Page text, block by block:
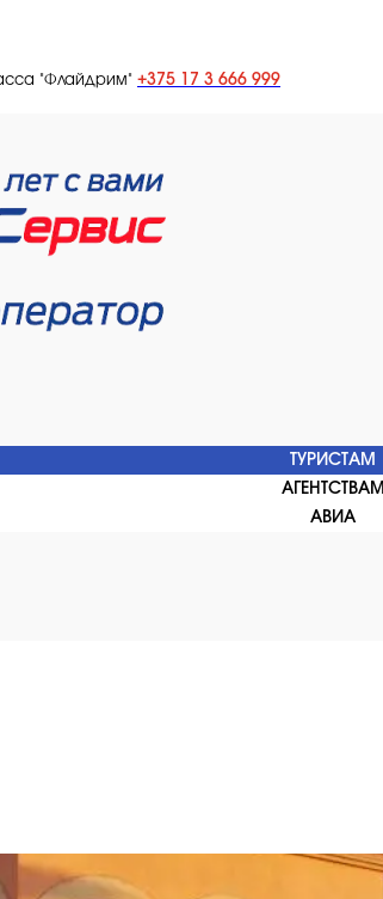
"Флайдрим" +375 17 3 666 999
ТУРИСТАМ
АГЕНТСТВАМ
АВИА